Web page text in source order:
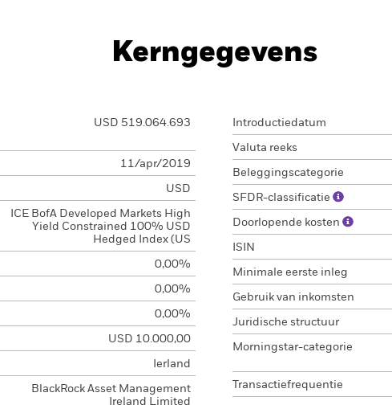
Kerngegevens
USD 519.064.693
11/apr/2019
USD
ICE BofA Developed Markets High
Yield Constrained 100% USD
Hedged Index (US
0,00%
0,00%
0,00%
USD 10.000,00
Ierland
BlackRock Asset Management
Ireland Limited
Introductiedatum
Valuta reeks
Beleggingscategorie
SFDR-classificatie
Doorlopende kosten
ISIN
Minimale eerste inleg
Gebruik van inkomsten
Juridische structuur
Morningstar-categorie
Transactiefrequentie